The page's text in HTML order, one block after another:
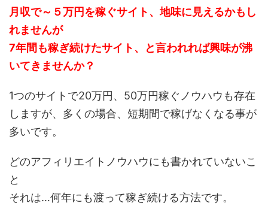
月収で～５万円を稼ぐサイト、地味に見えるかもし
れませんが
7年間も稼ぎ続けたサイト、と言われれば興味が沸
いてきませんか？
1つのサイトで20万円、50万円稼ぐノウハウも存在
しますが、多くの場合、短期間で稼げなくなる事が
多いです。
どのアフィリエイトノウハウにも書かれていないこ
と
それは…何年にも渡って稼ぎ続ける方法です。